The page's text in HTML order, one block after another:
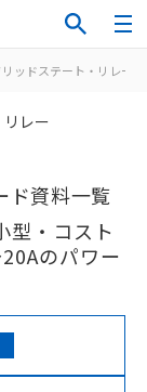
ッドステート・リレー
レー
ド資料一覧
型・コスト
のパワー